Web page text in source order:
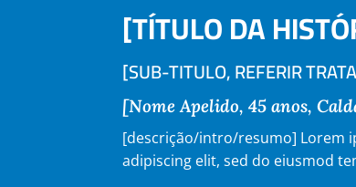
[TÍTULO DA
[SUB-TITULO, REFERIR
[Nome Apelido, 45 anos,
[descrição/intro/resumo] Lorem
adipiscing elit, sed do eiusmod